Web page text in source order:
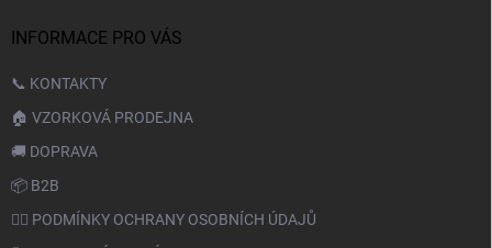
INFORMACE PRO VÁS
📞 KONTAKTY
🏠 VZORKOVÁ PRODEJNA
🚚 DOPRAVA
📦 B2B
🙆‍♂️ PODMÍNKY OCHRANY OSOBNÍCH ÚDAJŮ